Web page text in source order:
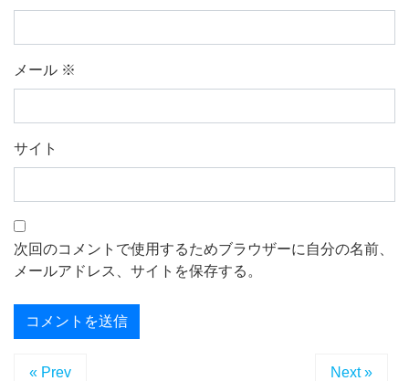
メール ※
サイト
次回のコメントで使用するためブラウザーに自分の名前、
メールアドレス、サイトを保存する。
« Prev Next »